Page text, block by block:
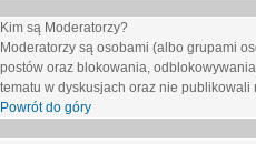
Kim są Moderatorzy?
Moderatorzy są osobami (albo grupami
postów oraz blokowania,
tematu w dyskusjach oraz nie publikowali
Powrót do góry